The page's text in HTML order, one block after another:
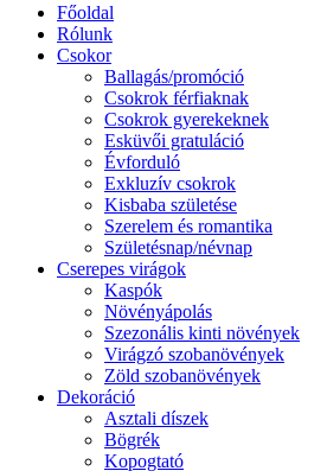
Főoldal
Rólunk
Csokor
Ballagás/promóció
Csokrok férfiaknak
Csokrok gyerekeknek
Esküvői gratuláció
Évforduló
Exkluzív csokrok
Kisbaba születése
Szerelem és romantika
Születésnap/névnap
Cserepes virágok
Kaspók
Növényápolás
Szezonális kinti növények
Virágzó szobanövények
Zöld szobanövények
Dekoráció
Asztali díszek
Bögrék
Kopogtató